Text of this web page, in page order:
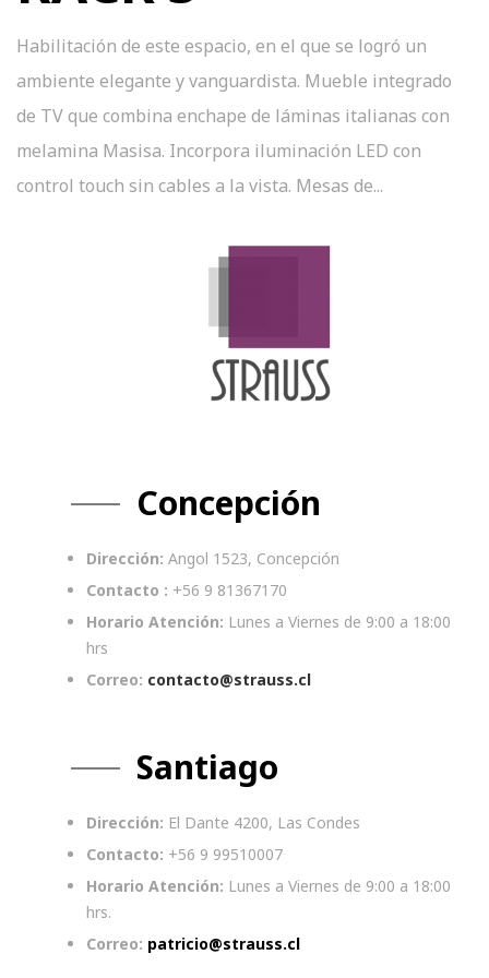
Habilitación de este espacio, en el que se logró un
ambiente elegante y vanguardista. Mueble integrado
de TV que combina enchape de láminas italianas con
melamina Masisa. Incorpora iluminación LED con
control touch sin cables a la vista. Mesas de...
Concepción
Dirección: Angol 1523, Concepción
Contacto : +56 9 81367170
Horario Atención: Lunes a Viernes de 9:00 a 18:00
hrs
Correo: contacto@strauss.cl
Santiago
Dirección: El Dante 4200, Las Condes
Contacto: +56 9 99510007
Horario Atención: Lunes a Viernes de 9:00 a 18:00
hrs.
Correo: patricio@strauss.cl